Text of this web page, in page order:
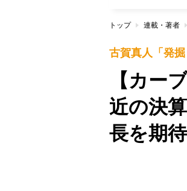
トップ 連載・著者
古賀真人「発掘
【カー
近の決
長を期